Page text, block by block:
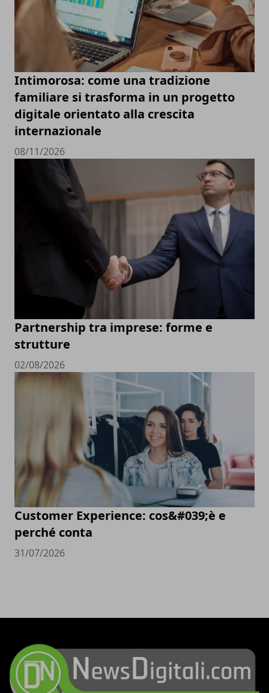
Intimorosa: come una tradizione
familiare si trasforma in un progetto
digitale orientato alla crescita
internazionale
08/11/2026
Partnership tra imprese: forme e
strutture
02/08/2026
Customer Experience: cos&#039;è e
perché conta
31/07/2026